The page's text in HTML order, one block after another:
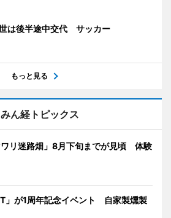
世は後半途中交代 サッカー
もっと見る
みん経トピックス
ワリ迷路畑」8月下旬までが見頃 体験
」が1周年記念イベント 自家製燻製